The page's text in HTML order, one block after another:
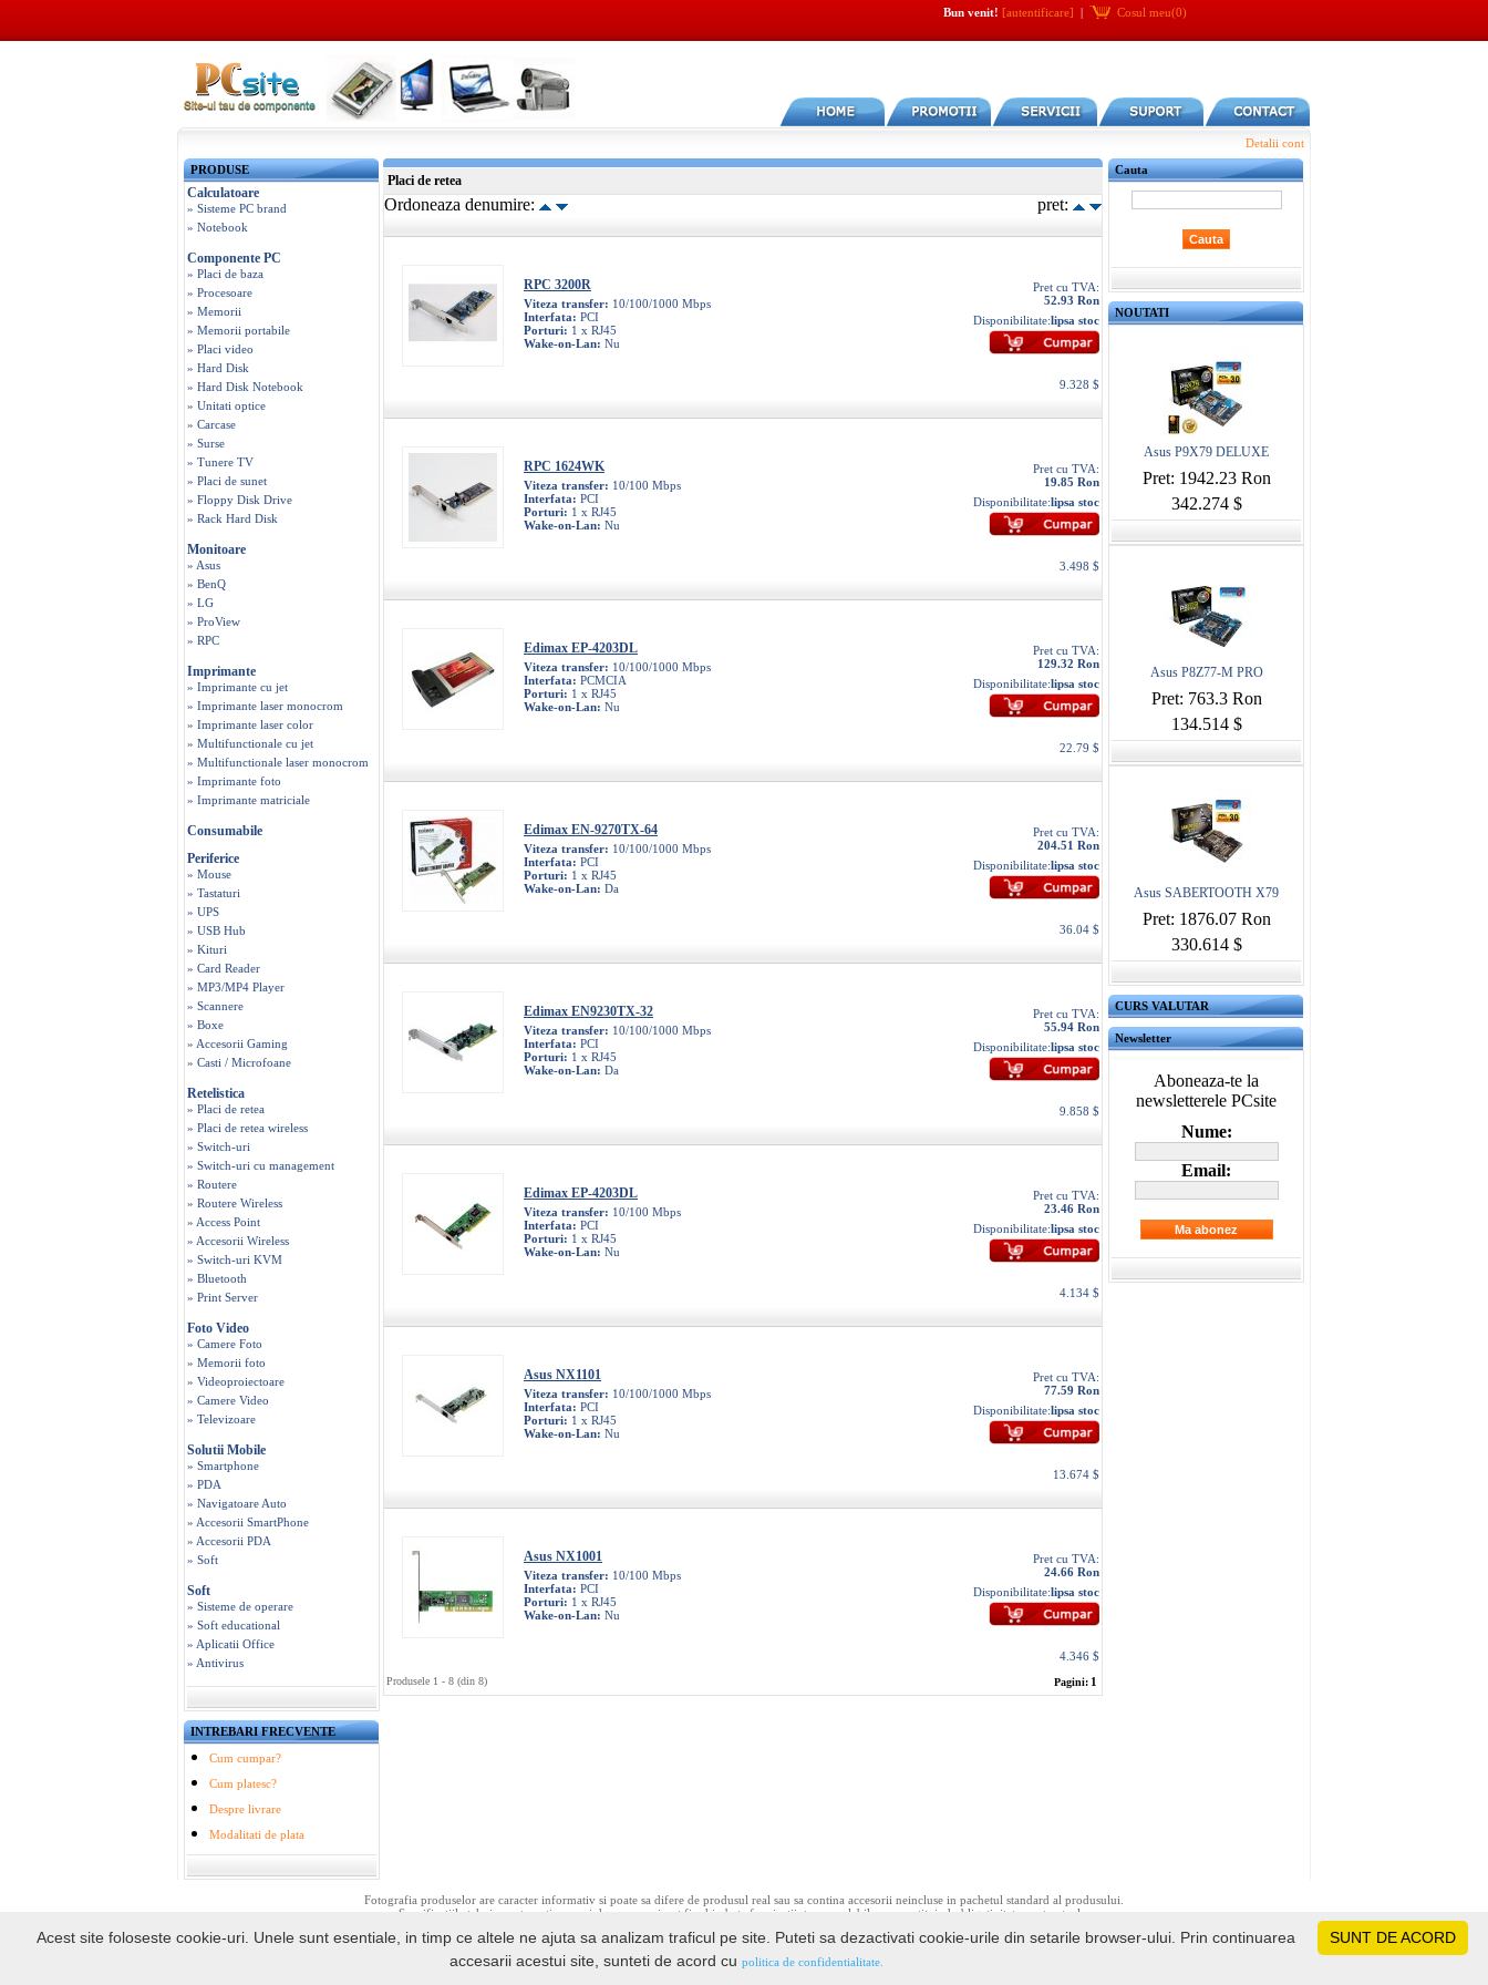
Bun venit! [autentificare] | Cosul meu(0)
Detalii cont
PRODUSE
Calculatoare
» Sisteme PC brand
» Notebook
Componente PC
» Placi de baza
» Procesoare
» Memorii
» Memorii portabile
» Placi video
» Hard Disk
» Hard Disk Notebook
» Unitati optice
» Carcase
» Surse
» Tunere TV
» Placi de sunet
» Floppy Disk Drive
» Rack Hard Disk
Monitoare
» Asus
» BenQ
» LG
» ProView
» RPC
Imprimante
» Imprimante cu jet
» Imprimante laser monocrom
» Imprimante laser color
» Multifunctionale cu jet
» Multifunctionale laser monocrom
» Imprimante foto
» Imprimante matriciale
Consumabile
Periferice
» Mouse
» Tastaturi
» UPS
» USB Hub
» Kituri
» Card Reader
» MP3/MP4 Player
» Scannere
» Boxe
» Accesorii Gaming
» Casti / Microfoane
Retelistica
» Placi de retea
» Placi de retea wireless
» Switch-uri
» Switch-uri cu management
» Routere
» Routere Wireless
» Access Point
» Accesorii Wireless
» Switch-uri KVM
» Bluetooth
» Print Server
Foto Video
» Camere Foto
» Memorii foto
» Videoproiectoare
» Camere Video
» Televizoare
Solutii Mobile
» Smartphone
» PDA
» Navigatoare Auto
» Accesorii SmartPhone
» Accesorii PDA
» Soft
Soft
» Sisteme de operare
» Soft educational
» Aplicatii Office
» Antivirus
INTREBARI FRECVENTE
Cum cumpar?
Cum platesc?
Despre livrare
Modalitati de plata
Placi de retea
Ordoneaza denumire: pret:
RPC 3200R
Viteza transfer: 10/100/1000 Mbps
Interfata: PCI
Porturi: 1 x RJ45
Wake-on-Lan: Nu
Pret cu TVA:
52.93 Ron
Disponibilitate:lipsa stoc
9.328 $
RPC 1624WK
Viteza transfer: 10/100 Mbps
Interfata: PCI
Porturi: 1 x RJ45
Wake-on-Lan: Nu
Pret cu TVA:
19.85 Ron
Disponibilitate:lipsa stoc
3.498 $
Edimax EP-4203DL
Viteza transfer: 10/100/1000 Mbps
Interfata: PCMCIA
Porturi: 1 x RJ45
Wake-on-Lan: Nu
Pret cu TVA:
129.32 Ron
Disponibilitate:lipsa stoc
22.79 $
Edimax EN-9270TX-64
Viteza transfer: 10/100/1000 Mbps
Interfata: PCI
Porturi: 1 x RJ45
Wake-on-Lan: Da
Pret cu TVA:
204.51 Ron
Disponibilitate:lipsa stoc
36.04 $
Edimax EN9230TX-32
Viteza transfer: 10/100/1000 Mbps
Interfata: PCI
Porturi: 1 x RJ45
Wake-on-Lan: Da
Pret cu TVA:
55.94 Ron
Disponibilitate:lipsa stoc
9.858 $
Edimax EP-4203DL
Viteza transfer: 10/100 Mbps
Interfata: PCI
Porturi: 1 x RJ45
Wake-on-Lan: Nu
Pret cu TVA:
23.46 Ron
Disponibilitate:lipsa stoc
4.134 $
Asus NX1101
Viteza transfer: 10/100/1000 Mbps
Interfata: PCI
Porturi: 1 x RJ45
Wake-on-Lan: Nu
Pret cu TVA:
77.59 Ron
Disponibilitate:lipsa stoc
13.674 $
Asus NX1001
Viteza transfer: 10/100 Mbps
Interfata: PCI
Porturi: 1 x RJ45
Wake-on-Lan: Nu
Pret cu TVA:
24.66 Ron
Disponibilitate:lipsa stoc
4.346 $
Produsele 1 - 8 (din 8) Pagini: 1
Cauta
NOUTATI
Asus P9X79 DELUXE
Pret: 1942.23 Ron
342.274 $
Asus P8Z77-M PRO
Pret: 763.3 Ron
134.514 $
Asus SABERTOOTH X79
Pret: 1876.07 Ron
330.614 $
CURS VALUTAR
Newsletter
Aboneaza-te la
newsletterele PCsite
Nume:
Email:
Fotografia produselor are caracter informativ si poate sa difere de produsul real sau sa contina accesorii neincluse in pachetul standard al produsului.
Specificatiile tehnice pot contine erori de operare si pot fi schimbate fara instiintare prealabila, neconstituind obligativitate contractuala.
SUNT DE ACORD
Acest site foloseste cookie-uri. Unele sunt esentiale, in timp ce altele ne ajuta sa analizam traficul pe site. Puteti sa dezactivati cookie-urile din setarile browser-ului. Prin continuarea
accesarii acestui site, sunteti de acord cu politica de confidentialitate.